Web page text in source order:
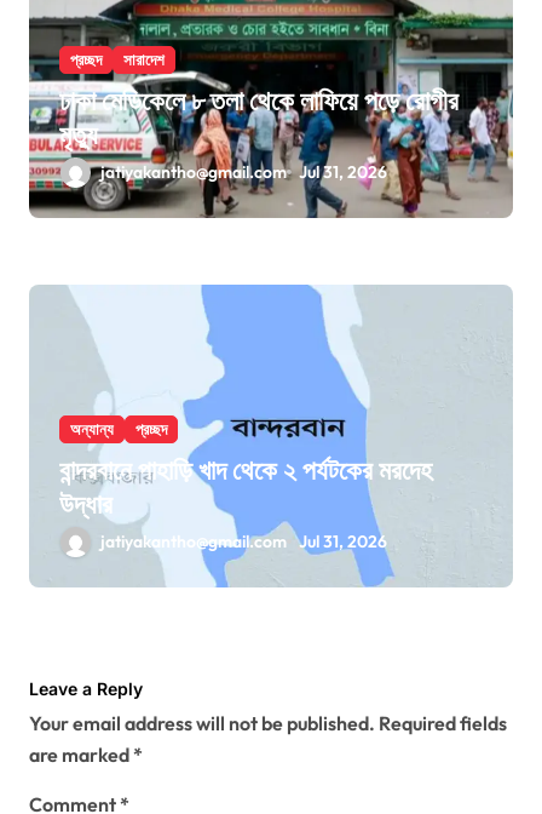
প্রচ্ছদ সারাদেশ
ঢাকা মেডিকেলে ৮ তলা থেকে লাফিয়ে পড়ে রোগীর
মৃত্যু
jatiyakantho@gmail.com Jul 31, 2026
অন্যান্য প্রচ্ছদ
বান্দরবানে পাহাড়ি খাদ থেকে ২ পর্যটকের মরদেহ
উদ্ধার
jatiyakantho@gmail.com Jul 31, 2026
Leave a Reply
Your email address will not be published. Required fields
are marked*
Comment*